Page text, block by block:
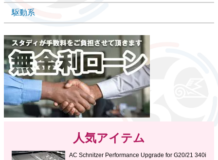
駆動系
人気アイテム
AC Schnitzer Performance Upgrade for G20/21 340i